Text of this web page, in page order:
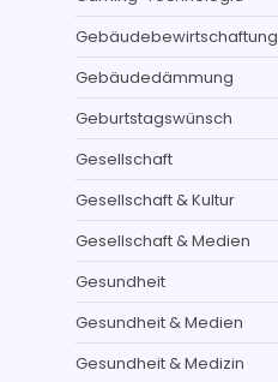
Gebäudebewirtschaftung
Gebäudedämmung
Geburtstagswünsch
Gesellschaft
Gesellschaft & Kultur
Gesellschaft & Medien
Gesundheit
Gesundheit & Medien
Gesundheit & Medizin